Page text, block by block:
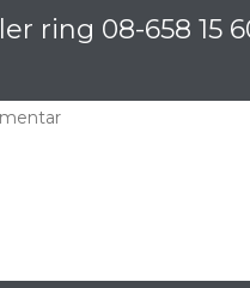
ring 08-658 15